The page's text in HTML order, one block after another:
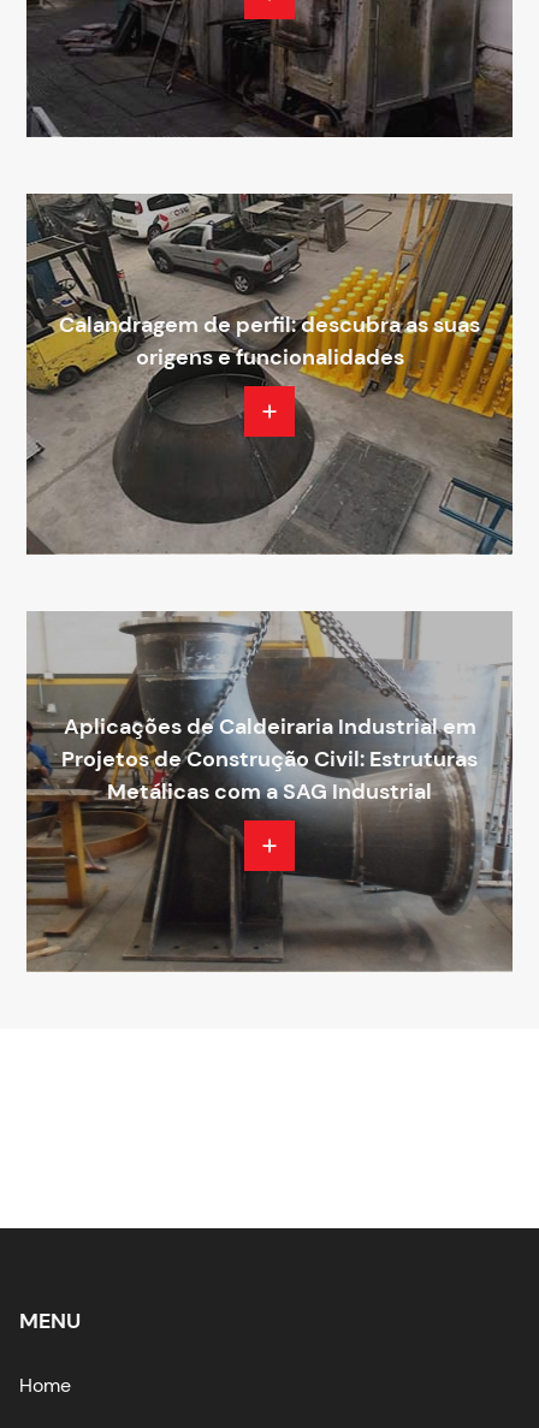
Calandragem de perfil: descubra as suas
origens e funcionalidades
Aplicações de Caldeiraria Industrial em
Projetos de Construção Civil: Estruturas
Metálicas com a SAG Industrial
MENU
Home